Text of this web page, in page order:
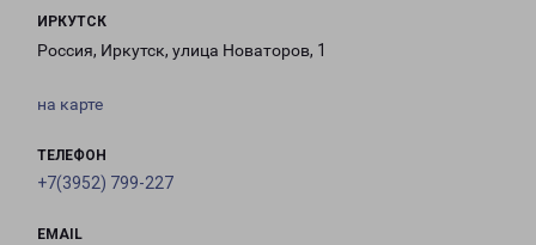
ИРКУТСК
Россия, Иркутск, улица Новаторов, 1
на карте
ТЕЛЕФОН
+7(3952) 799-227
EMAIL